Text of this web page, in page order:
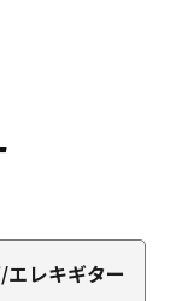
エレキギター